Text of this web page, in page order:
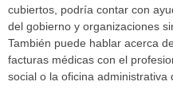
cubiertos, podría contar con
del gobierno y organizaciones
También puede hablar acerca
facturas médicas con el
social o la oficina administrativa